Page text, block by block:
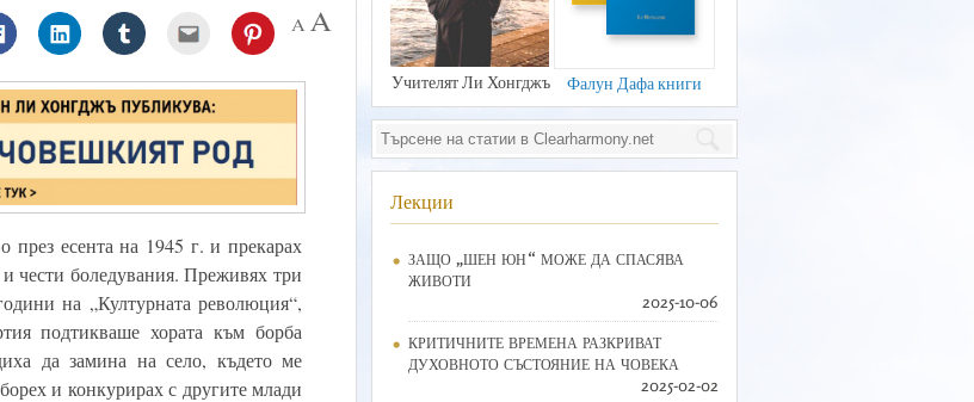
през есента на 1945 г. и прекарах
и чести боледувания. Преживях три
на „Културната революция“,
подтикваше хората към борба
да замина на село, където ме
и конкурирах с другите млади
Учителят Ли Хонгджъ Фалун Дафа книги
Лекции
ЗАЩО „ШЕН ЮН“ МОЖЕ ДА СПАСЯВА
ЖИВОТИ
2025-10-06
КРИТИЧНИТЕ ВРЕМЕНА РАЗКРИВАТ
ДУХОВНОТО СЪСТОЯНИЕ НА ЧОВЕКА
2025-02-02